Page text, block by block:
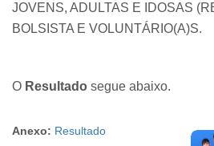
JOVENS, ADULTAS E IDOSAS
BOLSISTA E VOLUNTÁRIO(A)S.
O Resultado segue abaixo.
Anexo: Resultado